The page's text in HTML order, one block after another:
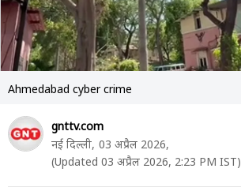
Ahmedabad cyber crime
gnttv.com
नई दिल्ली, 03 अप्रैल 2026,
(Updated 03 अप्रैल 2026, 2:23 PM IST)